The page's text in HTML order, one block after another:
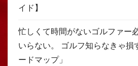
イド】
忙しくて時間がないゴルファー
いらない。 ゴルフ知らなきゃ損
ードマップ」